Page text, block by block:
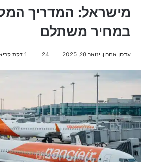
מישראל: המדריך
במחיר משתלם
עדכון אחרון: ינואר 28, 2025 24